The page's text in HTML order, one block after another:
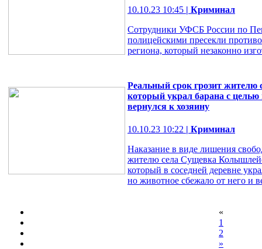
10.10.23 10:45 | Криминал
Сотрудники УФСБ России по
полицейскими пресекли
региона, который незаконно
Реальный срок грозит жителю
который украл барана с целью
вернулся к хозяину
10.10.23 10:22 | Криминал
Наказание в виде лишения
жителю села Сущевка
который в соседней деревне
но животное сбежало от него и
«
1
2
»